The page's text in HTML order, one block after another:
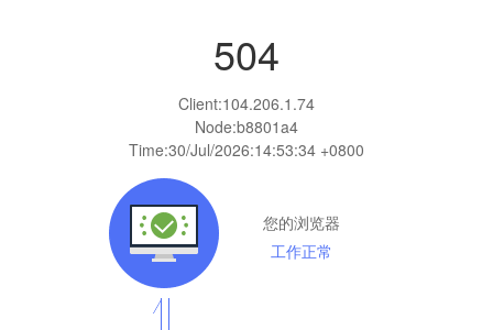
504
Client:104.206.1.74
Node:b8801a4
Time:30/Jul/2026:14:53:34 +0800
您的浏览器
工作正常